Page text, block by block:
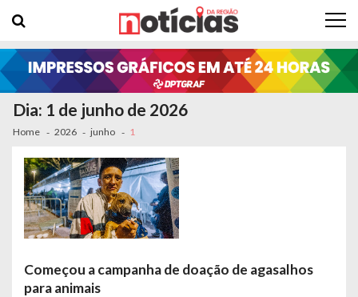
Dia: 1 de junho de 2026
Home 2026 junho 1
Começou a campanha de doação de agasalhos
para animais